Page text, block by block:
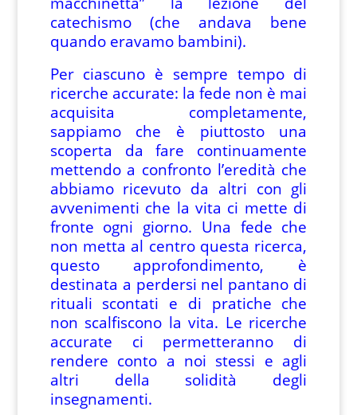
catechismo (che andava bene
quando eravamo bambini).
Per ciascuno è sempre tempo di
ricerche accurate: la fede non è mai
acquisita completamente,
sappiamo che è piuttosto una
scoperta da fare continuamente
mettendo a confronto l’eredità che
abbiamo ricevuto da altri con gli
avvenimenti che la vita ci mette di
fronte ogni giorno. Una fede che
non metta al centro questa ricerca,
questo approfondimento, è
destinata a perdersi nel pantano di
rituali scontati e di pratiche che
non scalfiscono la vita. Le ricerche
accurate ci permetteranno di
rendere conto a noi stessi e agli
altri della solidità degli
insegnamenti.